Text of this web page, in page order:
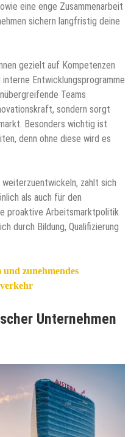
eine enge Zusammenarbeit
sichern langfristig deine
gezielt auf Kompetenzen
Entwicklungsprogramme
Teams
sondern sorgt
Besonders wichtig ist
denn ohne diese wird es
zahlt sich
als auch für den
proaktive Arbeitsmarktpolitik
durch Bildung, Qualifizierung
und zunehmendes
Unternehmen